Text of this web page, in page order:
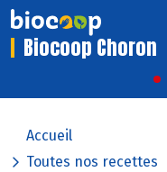
Biocoop Choron
Accueil
Toutes nos recettes